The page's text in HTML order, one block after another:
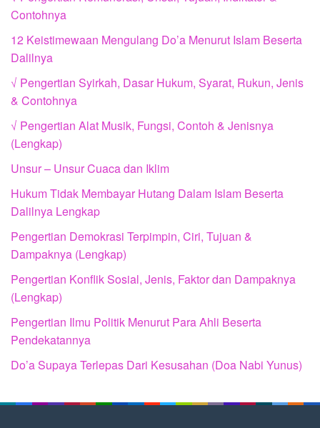
Contohnya
12 Keistimewaan Mengulang Do’a Menurut Islam Beserta
Dalilnya
√ Pengertian Syirkah, Dasar Hukum, Syarat, Rukun, Jenis
& Contohnya
√ Pengertian Alat Musik, Fungsi, Contoh & Jenisnya
(Lengkap)
Unsur – Unsur Cuaca dan Iklim
Hukum Tidak Membayar Hutang Dalam Islam Beserta
Dalilnya Lengkap
Pengertian Demokrasi Terpimpin, Ciri, Tujuan &
Dampaknya (Lengkap)
Pengertian Konflik Sosial, Jenis, Faktor dan Dampaknya
(Lengkap)
Pengertian Ilmu Politik Menurut Para Ahli Beserta
Pendekatannya
Do’a Supaya Terlepas Dari Kesusahan (Doa Nabi Yunus)